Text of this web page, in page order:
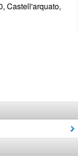
Castell'arquato,